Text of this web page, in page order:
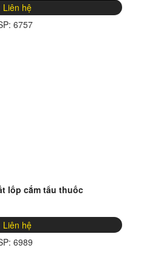
Liên hệ
6757
lốp cắm tẩu thuốc
Liên hệ
6989